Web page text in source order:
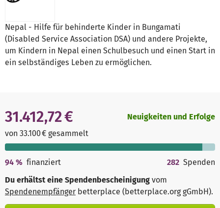
Nepal - Hilfe für behinderte Kinder in Bungamati
(Disabled Service Association DSA) und andere Projekte,
um Kindern in Nepal einen Schulbesuch und einen Start in
ein selbständiges Leben zu ermöglichen.
31.412,72 €
von 33.100 € gesammelt
Neuigkeiten und Erfolge
94 % finanziert 282 Spenden
Du erhältst eine Spendenbescheinigung vom
Spendenempfänger betterplace (betterplace.org gGmbH).